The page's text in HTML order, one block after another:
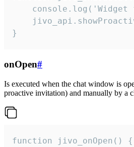
console.log('Widget
}
onOpen#
Is executed when the chat window is
proactive invitation) and manually by a
function jivo_onOpen() {